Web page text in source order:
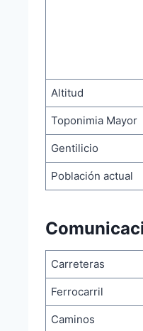
Altitud
Toponimia Mayor
Gentilicio
Población actual
Carreteras
Ferrocarril
Caminos